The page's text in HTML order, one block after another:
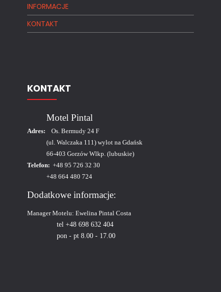
INFORMACJE
KONTAKT
KONTAKT
Motel Pintal
Adres: Os. Bermudy 24 F
(ul. Walczaka 111) wylot na Gdańsk
66-403 Gorzów Wlkp. (lubuskie)
Telefon: +48 95 726 32 30
+48 664 480 724
Dodatkowe informacje:
Manager Motelu: Ewelina Pintal Costa
tel +48 698 632 404
pon - pt 8.00 - 17.00